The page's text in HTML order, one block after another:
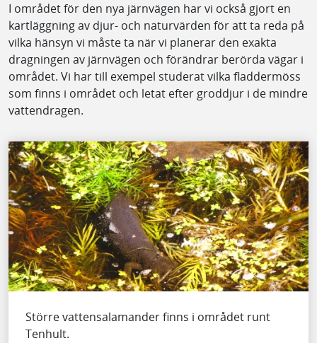
I området för den nya järnvägen har vi också gjort en
kartläggning av djur- och naturvärden för att ta reda på
vilka hänsyn vi måste ta när vi planerar den exakta
dragningen av järnvägen och förändrar berörda vägar i
området. Vi har till exempel studerat vilka fladdermöss
som finns i området och letat efter groddjur i de mindre
vattendragen.
Större vattensalamander finns i området runt
Tenhult.